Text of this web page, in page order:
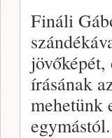
Fináli
írásának
mehetünk
egymástól.